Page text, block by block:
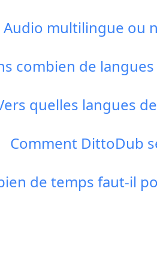
Audio multilingue ou
combien de
quelles langues
Comment DittoDub
de temps faut-il